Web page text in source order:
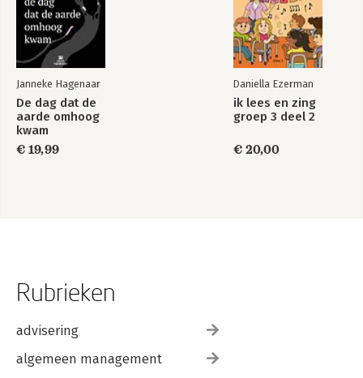
Janneke Hagenaar
De dag dat de
aarde omhoog
kwam
€ 19,99
Daniella Ezerman
ik lees en zing
groep 3 deel 2
€ 20,00
Rubrieken
advisering
algemeen management